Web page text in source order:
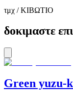
τμχ / ΚΙΒΩΤΙΟ
δοκιμαστε
Green yuzu-